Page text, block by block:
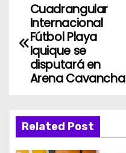
N
a
g
a
Cuadrangular
Internacional
Fútbol Playa
Iquique se
disputará en
Arena Cavancha
Related Post